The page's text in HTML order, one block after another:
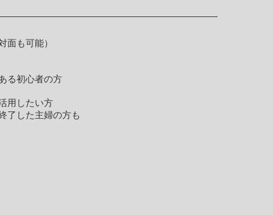
も可能）
る初心者の方
用したい方
した主婦の方も